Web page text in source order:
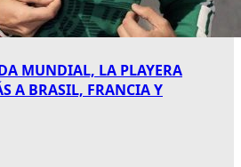
MUNDIAL, LA PLAYERA
A BRASIL, FRANCIA Y